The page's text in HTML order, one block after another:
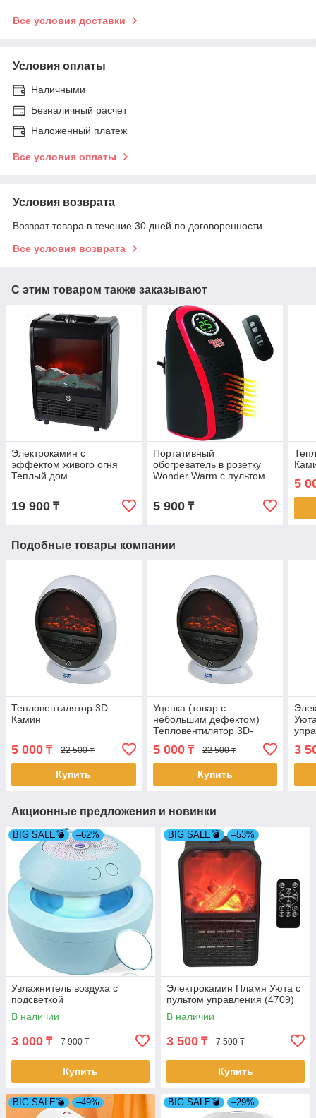
Все условия доставки
Условия оплаты
Наличными
Безналичный расчет
Наложенный платеж
Все условия оплаты
Условия возврата
Возврат товара в течение 30 дней по договоренности
Все условия возврата
С этим товаром также заказывают
Электрокамин с
эффектом живого огня
Теплый дом
19 900 ₸
Портативный
обогреватель в розетку
Wonder Warm с пультом
5 900₸
5
Подобные товары компании
Тепловентилятор 3D-
Камин
5 000 ₸ 22 500 ₸
Купить
Уценка (товар с
небольшим дефектом)
Тепловентилятор 3D-
Камин (4337/1)
5 000₸ 22 500 ₸
Купить
3
Акционные предложения и новинки
BIG SALE💣 –62%
Увлажнитель воздуха с
подсветкой
В наличии
3 000 ₸ 7 900 ₸
Купить
BIG SALE💣 –53%
Электрокамин Пламя Уюта с
пультом управления (4709)
В наличии
3 500 ₸ 7 500 ₸
Купить
BIG SALE💣 –49% BIG SALE💣 –29%